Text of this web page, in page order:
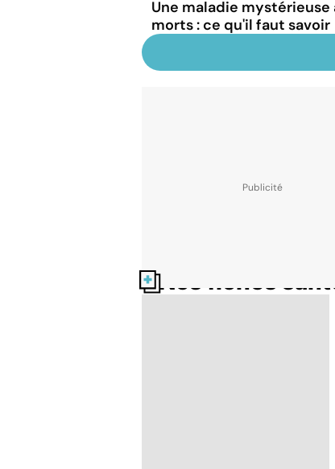
Une maladie
morts : ce qu'il faut savoir
Nos fiches